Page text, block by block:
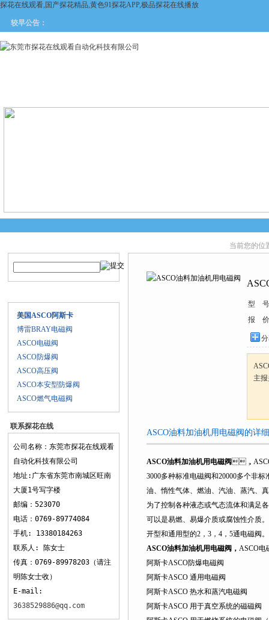
探花在线观看,国产探花精品,黄色91探花APP,极品探花在线播放
较早公告：
美国ASCO阿斯卡
博雷BRAY电磁阀
ASCO电磁阀
ASCO防爆阀
ASCO高压阀
ASCO本安型防爆阀
ASCO燃气电磁阀
联系探花在线
观看
公司名称：东莞市探花在线观看
自动化科技有限公司
地址:广东省东莞市南城区旺南
大厦1号写字楼
邮编：523070
电话：0769-89774084
手机: 13380184263
联系人: 陈女士
传真：0769-89978203（请注
明陈女士收）
E-mail:
3638529886@qq.com
当前您的位置
型 号
报 价
分
主报
ASCO油料加油机用电磁阀的详细资
ASCO油料加油机用电磁阀，ASCO
3000多种标准电磁阀和20000多个非标准型号
油、惰性气体、燃油、汽油、蒸汽
为了控制各种液态或气态流体和满足各
可以是易燃、易爆介质或腐蚀性介质
开型和通用型的2，3，4，5通电磁阀。
ASCO油料加油机用电磁阀， ASCO电
阿斯卡ASCO防爆电磁阀
阿斯卡ASCO 通用电磁阀
阿斯卡ASCO 热水和蒸汽电磁阀
阿斯卡ASCO 用于真空系统的磁磁阀